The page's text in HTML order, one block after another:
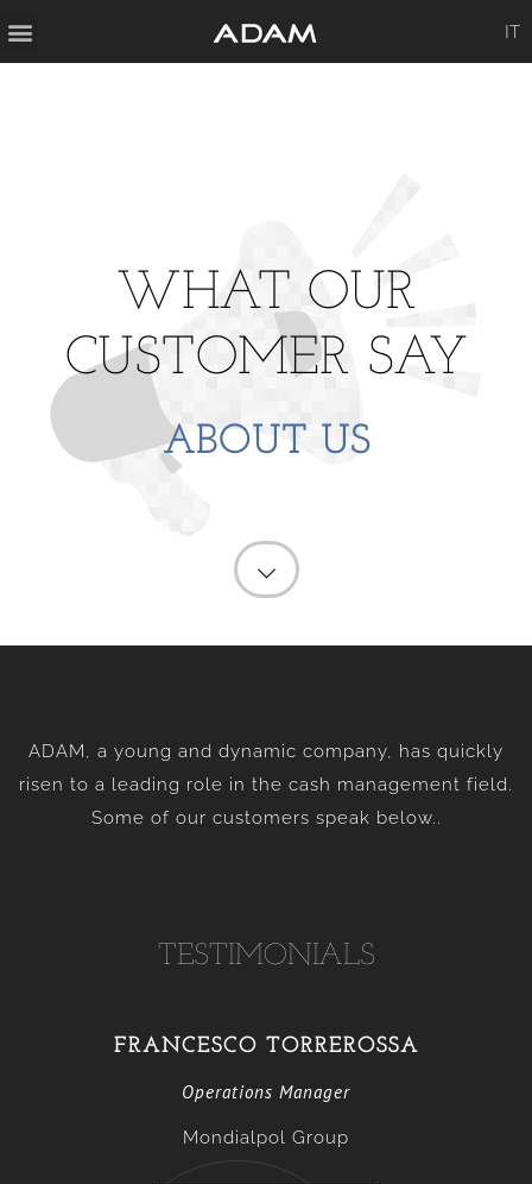
IT
WHAT OUR
CUSTOMER SAY
ABOUT US
ADAM, a young and dynamic company, has quickly
risen to a leading role in the cash management field.
Some of our customers speak below..
TESTIMONIALS
FRANCESCO TORREROSSA
Operations Manager
Mondialpol Group